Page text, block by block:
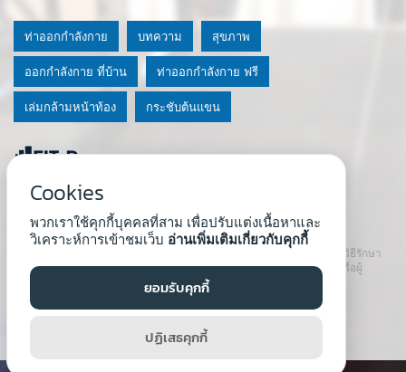
© 2020 Fit-D.com & Fit-D Finess
About Us | นโยบายความเป็นส่วนตัว|เงื่อนไขการใช้เว็บ
เนื้อหาที่ใช้ในเว็บนี้ ไม่สามารถใช้แทนคำปรึกษา คำแนะนำ วินิจฉัย หรือวิธีรักษา
โรคที่แนะนำจากผู้เชี่ยวชาญหรือแพทย์ได้ เราสนับสนุนให้ปรึกษาแพทย์หรือผู้
เชี่ยวชาญก่อนเริ่มโปรแกรมใหม่ทุกครั้ง
Developed by :
ท่าออกกำลังกาย บทความ สุขภาพ
ออกกำลังกาย ที่บ้าน ท่าออกกำลังกาย ฟรี
เล่มกล้ามหน้าท้อง กระชับต้นแขน
Cookies
พวกเราใช้คุกกี้บุคคลที่สาม เพื่อปรับแต่งเนื้อหาและ
วิเคราะห์การเข้าชมเว็บ อ่านเพิ่มเติมเกี่ยวกับคุกกี้
ยอมรับคุกกี้
ปฏิเสธคุกกี้